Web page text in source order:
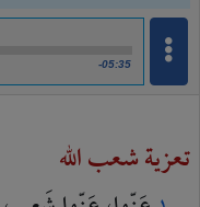
-05:35
تعزية شعب الله